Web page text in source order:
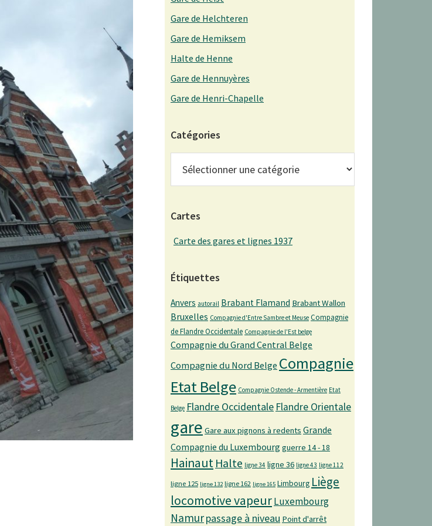
Gare de Helchteren
Gare de Hemiksem
Halte de Henne
Gare de Hennuyères
Gare de Henri-Chapelle
Catégories
Cartes
Carte des gares et lignes 1937
Étiquettes
Anvers autorail Brabant Flamand Brabant Wallon
Bruxelles Compagnie d'Entre Sambre et Meuse Compagnie
de Flandre Occidentale Compagnie de l'Est belge
Compagnie du Grand Central Belge
Compagnie du Nord Belge Compagnie
Etat Belge Compagnie Ostende - Armentière Etat
Belge Flandre Occidentale Flandre Orientale
gare Gare aux pignons à redents Grande
Compagnie du Luxembourg guerre 14 - 18
Hainaut Halte ligne 34 ligne 36 ligne 43 ligne 112
ligne 125 ligne 132 ligne 162 ligne 165 Limbourg Liège
locomotive vapeurLuxembourg
Namurpassage à niveau Point d'arrêt